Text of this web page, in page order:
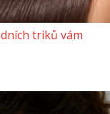
triků vám